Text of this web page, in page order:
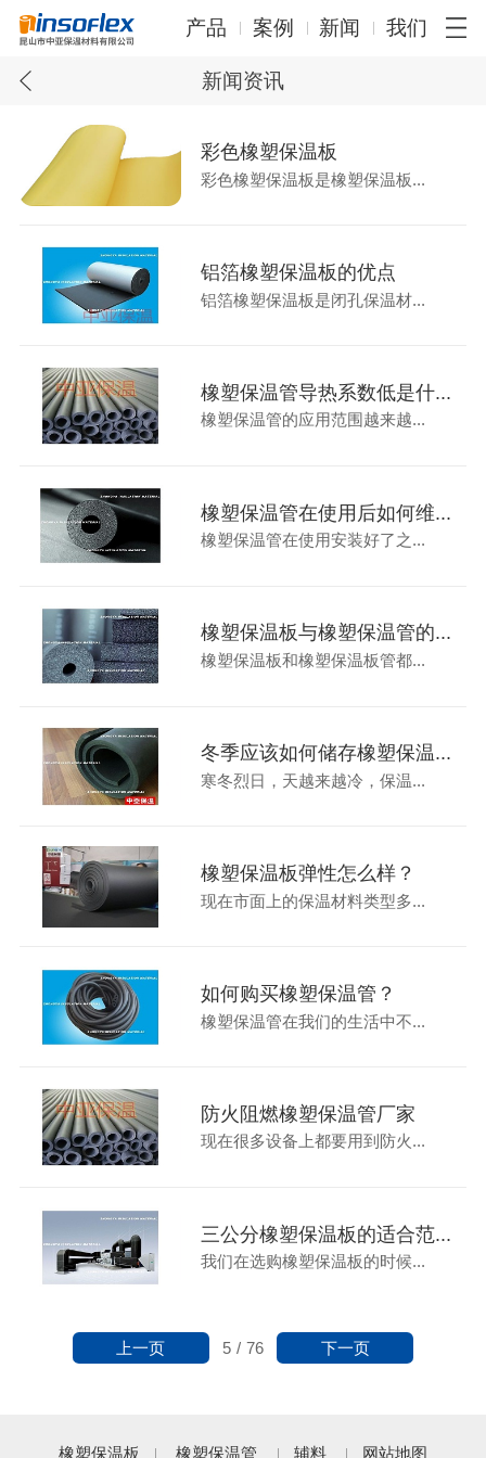
产品 案例 新闻 我们
新闻资讯
彩色橡塑保温板
彩色橡塑保温板是橡塑保温板...
铝箔橡塑保温板的优点
铝箔橡塑保温板是闭孔保温材...
橡塑保温管导热系数低是什...
橡塑保温管的应用范围越来越...
橡塑保温管在使用后如何维...
橡塑保温管在使用安装好了之...
橡塑保温板与橡塑保温管的...
橡塑保温板和橡塑保温板管都...
冬季应该如何储存橡塑保温...
寒冬烈日，天越来越冷，保温...
橡塑保温板弹性怎么样？
现在市面上的保温材料类型多...
如何购买橡塑保温管？
橡塑保温管在我们的生活中不...
防火阻燃橡塑保温管厂家
现在很多设备上都要用到防火...
三公分橡塑保温板的适合范...
我们在选购橡塑保温板的时候...
5 / 76
上一页 下一页
橡塑保温板 橡塑保温管 辅料 网站地图